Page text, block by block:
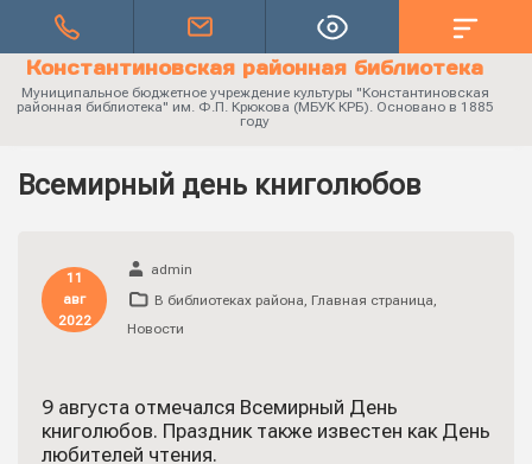
Константиновская районная библиотека
Муниципальное бюджетное учреждение культуры "Константиновская
районная библиотека" им. Ф.П. Крюкова (МБУК КРБ). Основано в 1885
году
Всемирный день книголюбов
11
авг
2022
admin
В библиотеках района, Главная страница,
Новости
9 августа отмечался Всемирный День
книголюбов. Праздник также известен как День
любителей чтения.